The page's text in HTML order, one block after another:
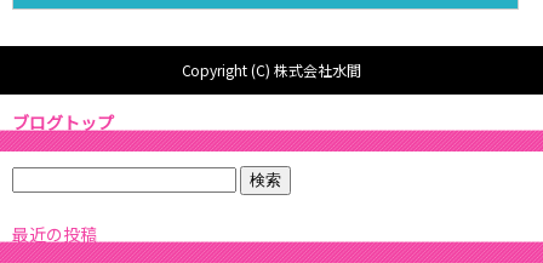
Copyright (C) 株式会社水間
ブログトップ
最近の投稿